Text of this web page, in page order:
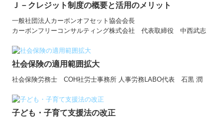
Ｊ－クレジット制度の概要と活用のメリット
一般社団法人カーボンオフセット協会会長
カーボンフリーコンサルティング株式会社 代表取締役 中西武志
社会保険の適用範囲拡大
社会保険労務士 COH社労士事務所 人事労務LABO代表 石黒 潤
子ども・子育て支援法の改正